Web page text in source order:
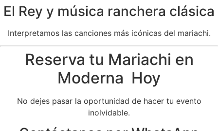
El Rey y música ranchera clásica
Interpretamos las canciones más icónicas del mariachi.
Reserva tu Mariachi en
Moderna Hoy
No dejes pasar la oportunidad de hacer tu evento
inolvidable.